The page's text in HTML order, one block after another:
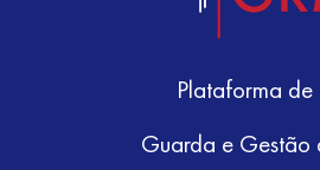
Plataforma
Guarda e Gestão